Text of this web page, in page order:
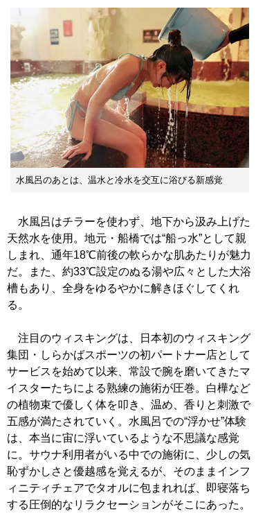
水風呂のあとは、温水と冷水を交互に浴びる新感覚
水風呂はチラーを使わず、地下から汲み上げた
天然水を使用。地元・船橋では“船っ水”として親
しまれ、通年18℃前後の軟らかな肌あたりが魅力
だ。また、約33℃設定のぬる湯や広々とした大浴
槽もあり、全身をゆるやかに解きほぐしてくれ
る。
注目のウィスキングは、日本初のウィスキング
集団・しらかばスポーツの初パートナー店として
サービスを始めて以来、常設で腕を磨いてきたマ
イスターたちによる熟練の施術が圧巻。白樺など
の植物束で優しく体を叩き、温め、香りと刺激で
五感が満たされていく。水風呂での“浮かせ”体験
は、本当に宙に浮いているような不思議な感覚
に。サウナ利用者がいる中での施術に、少しの気
恥ずかしさと優越感を覚えるが、そのままインフ
ィニティチェアでタオルに包まれれば、即寝落ち
する圧倒的なリラクセーションがそこにあった。